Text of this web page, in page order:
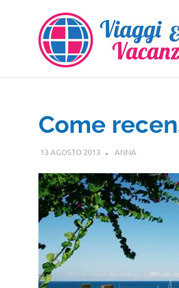
contenuto
Come
13 AGOSTO 2013 ANNA